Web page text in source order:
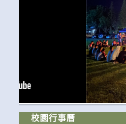
校園行事曆